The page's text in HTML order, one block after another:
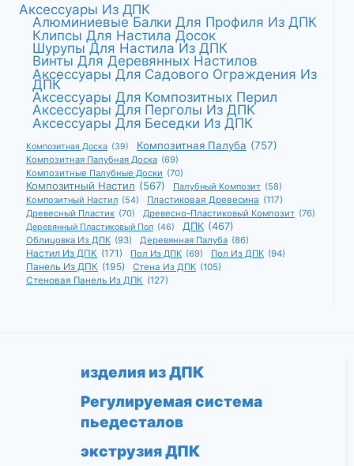
Аксессуары Из ДПК
Алюминиевые Балки Для Профиля Из ДПК
Клипсы Для Настила Досок
Шурупы Для Настила Из ДПК
Винты Для Деревянных Настилов
Аксессуары Для Садового Ограждения Из
ДПК
Аксессуары Для Композитных Перил
Аксессуары Для Перголы Из ДПК
Аксессуары Для Беседки Из ДПК
Композитная Доска (39) Композитная Палуба (757)
Композитная Палубная Доска (69)
Композитные Палубные Доски (70)
Композитный Настил (567) Палубный Композит (58)
Композитный Настил (54) Пластиковая Древесина (117)
Древесный Пластик (70) Древесно-Пластиковый Композит (76)
Деревянный Пластиковый Пол (46) ДПК (467)
Облицовка Из ДПК (93) Деревянная Палуба (86)
Настил Из ДПК (171) Пол Из ДПК (69) Пол Из ДПК (94)
Панель Из ДПК (195) Стена Из ДПК (105)
Стеновая Панель Из ДПК (127)
изделия из ДПК
Регулируемая система
пьедесталов
экструзия ДПК